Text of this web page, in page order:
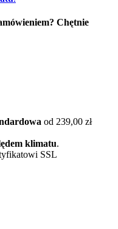
Chętnie
od 239,00 zł
klimatu.
SSL